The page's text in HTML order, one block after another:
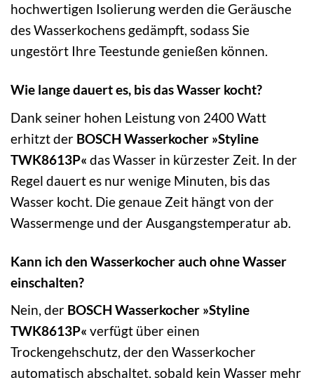
hochwertigen Isolierung werden die Geräusche
des Wasserkochens gedämpft, sodass Sie
ungestört Ihre Teestunde genießen können.
Wie lange dauert es, bis das Wasser kocht?
Dank seiner hohen Leistung von 2400 Watt
erhitzt der BOSCH Wasserkocher »Styline
TWK8613P« das Wasser in kürzester Zeit. In der
Regel dauert es nur wenige Minuten, bis das
Wasser kocht. Die genaue Zeit hängt von der
Wassermenge und der Ausgangstemperatur ab.
Kann ich den Wasserkocher auch ohne Wasser
einschalten?
Nein, der BOSCH Wasserkocher »Styline
TWK8613P« verfügt über einen
Trockengehschutz, der den Wasserkocher
automatisch abschaltet, sobald kein Wasser mehr